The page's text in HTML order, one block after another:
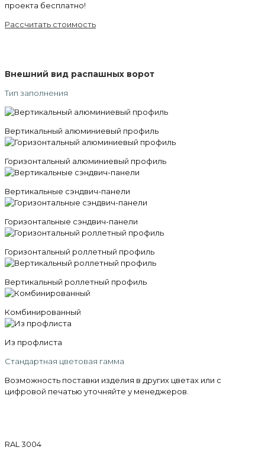
проекта бесплатно!
Рассчитать стоимость
Внешний вид распашных ворот
Тип заполнения
Вертикальный алюминиевый профиль
Горизонтальный алюминиевый профиль
Вертикальные сэндвич-панели
Горизонтальные сэндвич-панели
Горизонтальный роллетный профиль
Вертикальный роллетный профиль
Комбинированный
Из профлиста
Стандартная цветовая гамма
Возможность поставки изделия в других цветах или с
цифровой печатью уточняйте у менеджеров.
RAL 3004